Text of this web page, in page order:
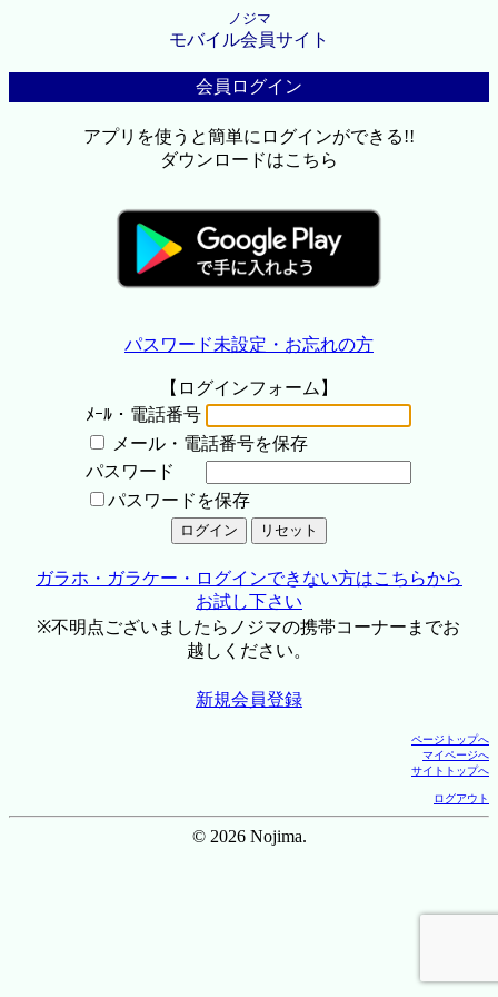
ノジマ
モバイル会員サイト
会員ログイン
アプリを使うと簡単にログインができる!!
ダウンロードはこちら
パスワード未設定・お忘れの方
【ログインフォーム】
ﾒｰﾙ・電話番号
メール・電話番号を保存
パスワード
パスワードを保存
ガラホ・ガラケー・ログインできない方はこちらから
お試し下さい
※不明点ございましたらノジマの携帯コーナーまでお
越しください。
新規会員登録
ページトップへ
マイページへ
サイトトップへ
ログアウト
© 2026 Nojima.